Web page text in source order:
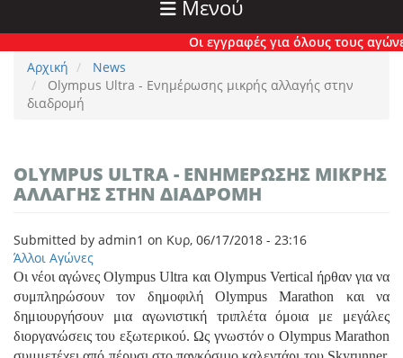
Μενού
Οι εγγραφές για όλους τους αγώνες
Αρχική
News
Olympus Ultra - Ενημέρωσης μικρής αλλαγής στην
διαδρομή
OLYMPUS ULTRA - ΕΝΗΜΈΡΩΣΗΣ ΜΙΚΡΉΣ
ΑΛΛΑΓΉΣ ΣΤΗΝ ΔΙΑΔΡΟΜΉ
Submitted by admin1 on Κυρ, 06/17/2018 - 23:16
Άλλοι Αγώνες
Οι νέοι αγώνες Olympus Ultra και Olympus Vertical ήρθαν για να
συμπληρώσουν τον δημοφιλή Olympus Marathon και να
δημιουργήσουν μια αγωνιστική τριπλέτα όμοια με μεγάλες
διοργανώσεις του εξωτερικού. Ως γνωστόν ο Olympus Marathon